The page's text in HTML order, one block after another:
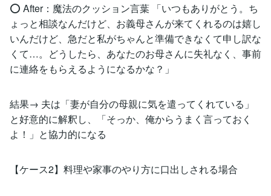
⭕ After：魔法のクッション言葉 「いつもありがとう。ち
ょっと相談なんだけど、お義母さんが来てくれるのは嬉し
いんだけど、急だと私がちゃんと準備できなくて申し訳な
くて…。どうしたら、あなたのお母さんに失礼なく、事前
に連絡をもらえるようになるかな？」
結果→ 夫は「妻が自分の母親に気を遣ってくれている」
と好意的に解釈し、「そっか、俺からうまく言っておく
よ！」と協力的になる
【ケース2】料理や家事のやり方に口出しされる場合